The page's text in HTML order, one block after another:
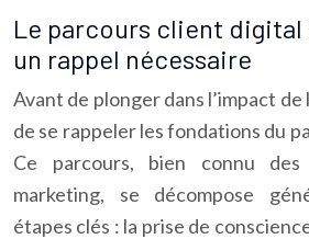
Le parcours client
un rappel nécessaire
Avant de plonger dans l’impact de
de se rappeler les fondations du
Ce parcours, bien connu des
marketing, se décompose
étapes clés : la prise de